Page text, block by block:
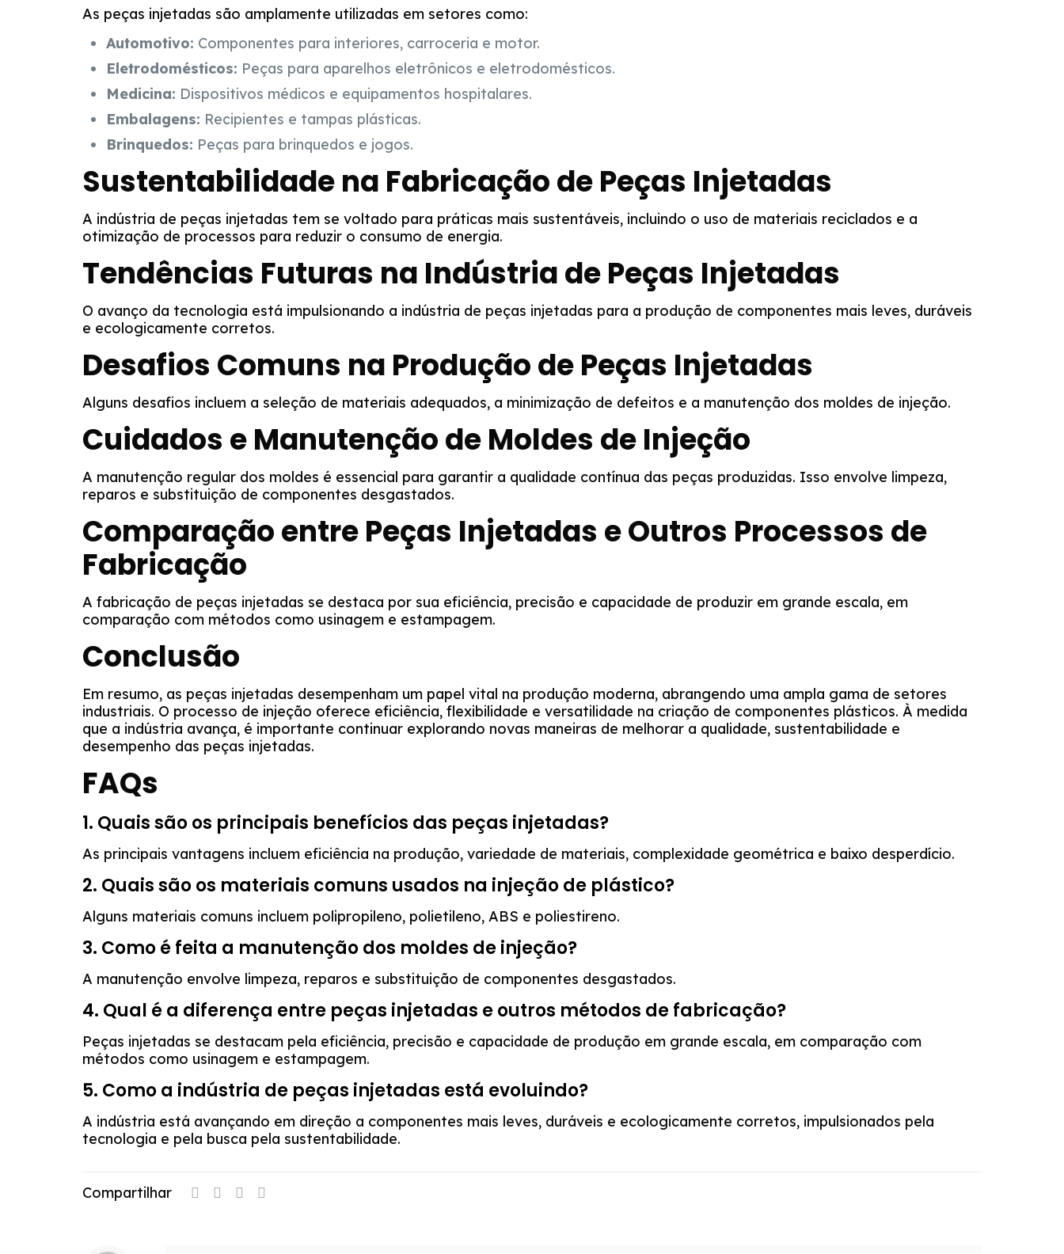
As peças injetadas são amplamente utilizadas em setores como:
Automotivo: Componentes para interiores, carroceria e motor.
Eletrodomésticos: Peças para aparelhos eletrônicos e eletrodomésticos.
Medicina: Dispositivos médicos e equipamentos hospitalares.
Embalagens: Recipientes e tampas plásticas.
Brinquedos: Peças para brinquedos e jogos.
Sustentabilidade na Fabricação de Peças Injetadas
A indústria de peças injetadas tem se voltado para práticas mais sustentáveis, incluindo o uso de materiais reciclados e a
otimização de processos para reduzir o consumo de energia.
Tendências Futuras na Indústria de Peças Injetadas
O avanço da tecnologia está impulsionando a indústria de peças injetadas para a produção de componentes mais leves, duráveis
e ecologicamente corretos.
Desafios Comuns na Produção de Peças Injetadas
Alguns desafios incluem a seleção de materiais adequados, a minimização de defeitos e a manutenção dos moldes de injeção.
Cuidados e Manutenção de Moldes de Injeção
A manutenção regular dos moldes é essencial para garantir a qualidade contínua das peças produzidas. Isso envolve limpeza,
reparos e substituição de componentes desgastados.
Comparação entre Peças Injetadas e Outros Processos de
Fabricação
A fabricação de peças injetadas se destaca por sua eficiência, precisão e capacidade de produzir em grande escala, em
comparação com métodos como usinagem e estampagem.
Conclusão
Em resumo, as peças injetadas desempenham um papel vital na produção moderna, abrangendo uma ampla gama de setores
industriais. O processo de injeção oferece eficiência, flexibilidade e versatilidade na criação de componentes plásticos. À medida
que a indústria avança, é importante continuar explorando novas maneiras de melhorar a qualidade, sustentabilidade e
desempenho das peças injetadas.
FAQs
1. Quais são os principais benefícios das peças injetadas?
As principais vantagens incluem eficiência na produção, variedade de materiais, complexidade geométrica e baixo desperdício.
2. Quais são os materiais comuns usados na injeção de plástico?
Alguns materiais comuns incluem polipropileno, polietileno, ABS e poliestireno.
3. Como é feita a manutenção dos moldes de injeção?
A manutenção envolve limpeza, reparos e substituição de componentes desgastados.
4. Qual é a diferença entre peças injetadas e outros métodos de fabricação?
Peças injetadas se destacam pela eficiência, precisão e capacidade de produção em grande escala, em comparação com
métodos como usinagem e estampagem.
5. Como a indústria de peças injetadas está evoluindo?
A indústria está avançando em direção a componentes mais leves, duráveis e ecologicamente corretos, impulsionados pela
tecnologia e pela busca pela sustentabilidade.
Compartilhar